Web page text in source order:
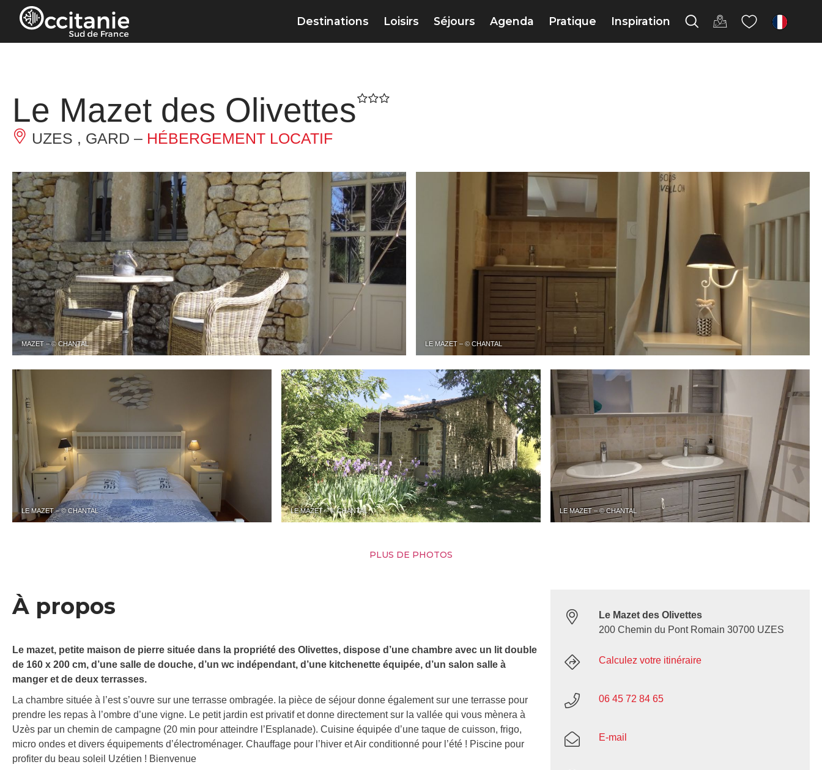
Panneau de gestion des cookies
Destinations Loisirs Séjours Agenda Pratique Inspiration fr
Le Mazet des Olivettes
UZES , GARD – HÉBERGEMENT LOCATIF
MAZET – © CHANTAL LE MAZET – © CHANTAL
LE MAZET – © CHANTAL LE MAZET – © CHANTAL LE MAZET – © CHANTAL
PLUS DE PHOTOS
À propos
Le mazet, petite maison de pierre située dans la propriété des Olivettes, dispose d’une chambre avec un lit double
de 160 x 200 cm, d’une salle de douche, d’un wc indépendant, d’une kitchenette équipée, d’un salon salle à
manger et de deux terrasses.
La chambre située à l’est s’ouvre sur une terrasse ombragée. la pièce de séjour donne également sur une terrasse pour
prendre les repas à l’ombre d’une vigne. Le petit jardin est privatif et donne directement sur la vallée qui vous mènera à
Uzès par un chemin de campagne (20 min pour atteindre l’Esplanade). Cuisine équipée d’une taque de cuisson, frigo,
micro ondes et divers équipements d’électroménager. Chauffage pour l’hiver et Air conditionné pour l’été ! Piscine pour
profiter du beau soleil Uzétien ! Bienvenue
Le Mazet des Olivettes
200 Chemin du Pont Romain 30700 UZES
Calculez votre itinéraire
06 45 72 84 65
E-mail